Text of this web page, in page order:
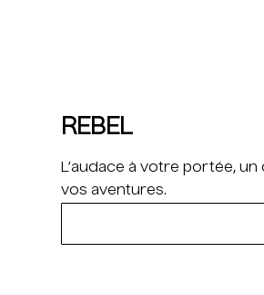
REBEL
L’audace à votre portée,
vos aventures.